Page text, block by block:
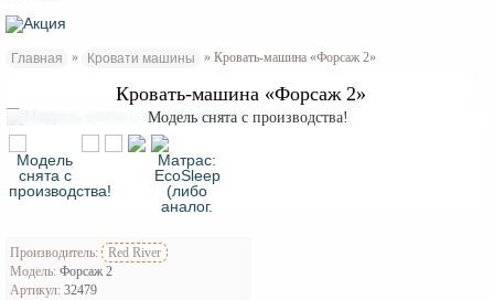
Главная » Кровати машины » Кровать-машина «Форсаж 2»
Кровать-машина «Форсаж 2»
Модель снята с производства!
Производитель:
Red River
Модель: Форсаж 2
Артикул: 32479